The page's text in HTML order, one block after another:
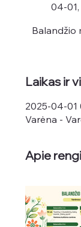
04-01,
Balandžio
Laikas ir
2025-04-01
Varėna -
Apie